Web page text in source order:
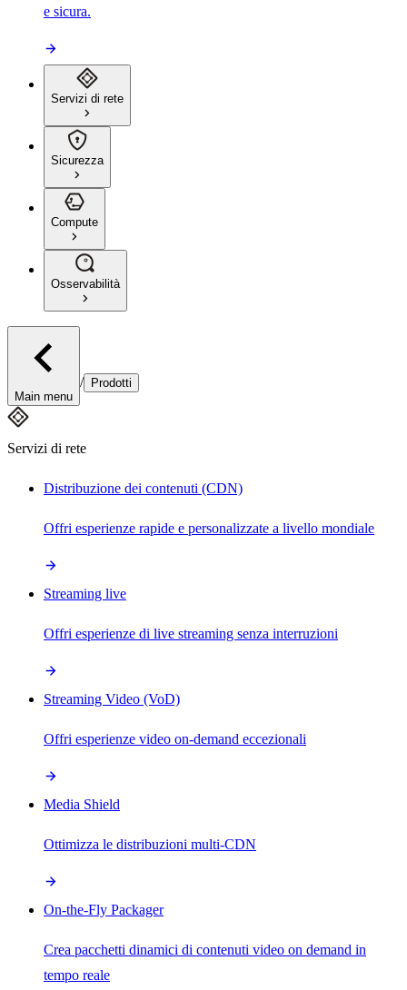
e sicura.
Servizi di rete
Sicurezza
Compute
Osservabilità
Main menu
/ Prodotti
Servizi di rete
Distribuzione dei contenuti (CDN)
Offri esperienze rapide e personalizzate a livello mondiale
Streaming live
Offri esperienze di live streaming senza interruzioni
Streaming Video (VoD)
Offri esperienze video on-demand eccezionali
Media Shield
Ottimizza le distribuzioni multi-CDN
On-the-Fly Packager
Crea pacchetti dinamici di contenuti video on demand in
tempo reale